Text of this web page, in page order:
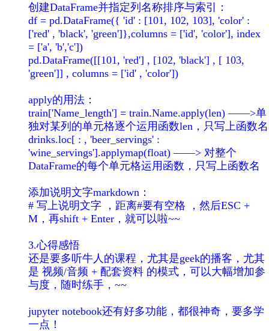
创建DataFrame并指定列名称排序与索引：
df = pd.DataFrame({ 'id' : [101, 102, 103], 'color' :
['red' , 'black', 'green']},columns = ['id', 'color'], index
= ['a', 'b','c'])
pd.DataFrame([[101, 'red'] , [102, 'black'] , [ 103,
'green']] , columns = ['id' , 'color'])
apply的用法：
train['Name_length'] = train.Name.apply(len) ——>单
独对某列的单元格逐个运用函数len，只写上函数名
drinks.loc[ : , 'beer_servings' :
'wine_servings'].applymap(float) ——> 对整个
DataFrame的每个单元格运用函数，只写上函数名
添加说明文字markdown：
# 写上说明文字 ，距离#要有空格 ，然后ESC +
M，再shift + Enter，就可以啦~~
3.心得感悟
还是要多听牛人的课程，尤其是geek的播客，尤其
是 视频/音频 + 配套资料 的模式，可以大幅增加参
与度，随时练手，~~
jupyter notebook还有好多功能，都很神奇，要多学
一点！